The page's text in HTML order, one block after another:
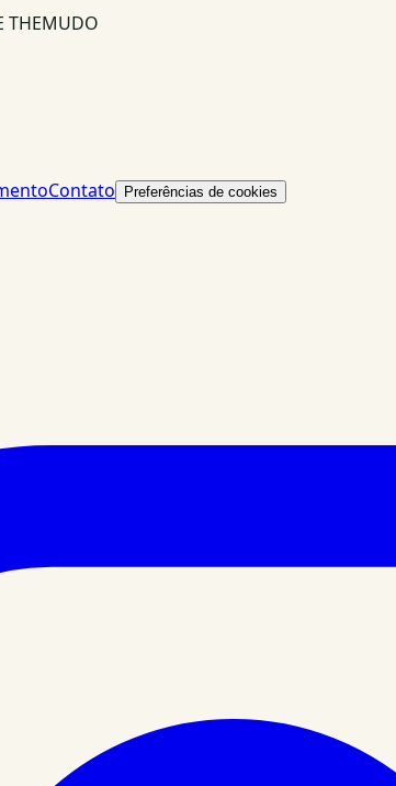
THEMUDO
Contato Preferências de cookies